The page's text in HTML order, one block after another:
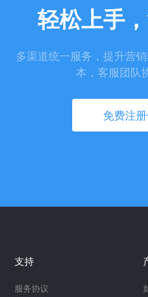
轻松上手
多渠道统一服务，提升营
本，客服团队
免费注
支持
服务协议